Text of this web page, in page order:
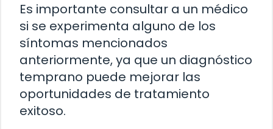
Es importante consultar a un médico
si se experimenta alguno de los
síntomas mencionados
anteriormente, ya que un diagnóstico
temprano puede mejorar las
oportunidades de tratamiento
exitoso.